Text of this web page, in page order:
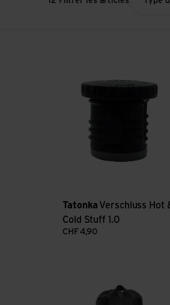
Tatonka Verschluss Hot
Cold Stuff 1.0
CHF 4,90